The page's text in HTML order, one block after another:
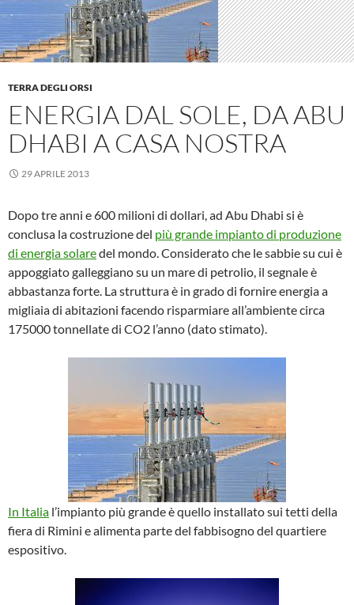
TERRA DEGLI ORSI
ENERGIA DAL SOLE, DA ABU
DHABI A CASA NOSTRA
29 APRILE 2013
Dopo tre anni e 600 milioni di dollari, ad Abu Dhabi si è
conclusa la costruzione del più grande impianto di produzione
di energia solaredel mondo. Considerato che le sabbie su cui è
appoggiato galleggiano su un mare di petrolio, il segnale è
abbastanza forte. La struttura è in grado di fornire energia a
migliaia di abitazioni facendo risparmiare all’ambiente circa
175000 tonnellate di CO2 l’anno (dato stimato).
In Italia l’impianto più grande è quello installato sui tetti della
fiera di Rimini e alimenta parte del fabbisogno del quartiere
espositivo.